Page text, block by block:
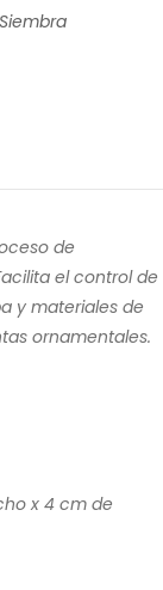
Siembra
de
el control de
y materiales de
ornamentales.
x 4 cm de